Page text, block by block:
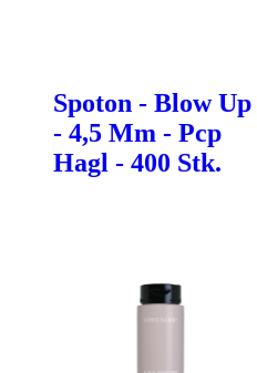
Spoton - Blow Up
- 4,5 Mm - Pcp
Hagl - 400 Stk.